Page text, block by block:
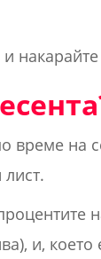
време на
и,